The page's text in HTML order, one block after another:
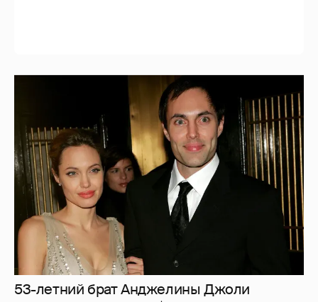
53-летний брат Анджелины Джоли
совершил каминг-аут* после развода с
женой
2